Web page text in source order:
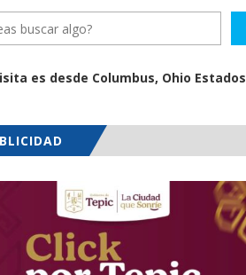
es desde Columbus, Ohio Estados